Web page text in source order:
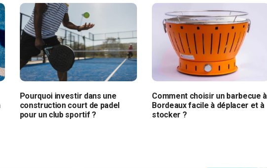
Pourquoi investir dans une
construction court de padel
pour un club sportif ?
Comment choisir un barbecue à
Bordeaux facile à déplacer et à
stocker ?